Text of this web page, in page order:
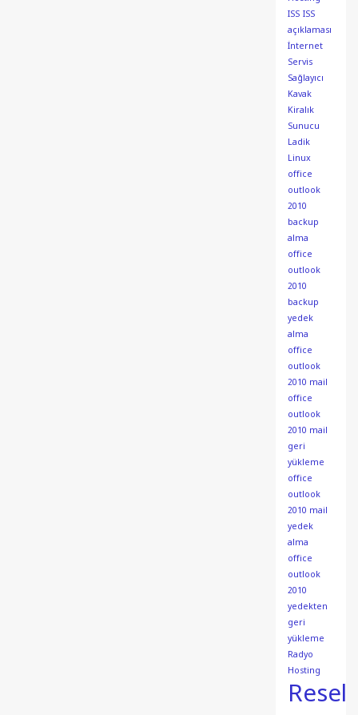
ISS ISS
açıklaması
İnternet
Servis
Sağlayıcı
Kavak
Kiralık
Sunucu
Ladik
Linux
office
outlook
2010
backup
alma
office
outlook
2010
backup
yedek
alma
office
outlook
2010 mail
office
outlook
2010 mail
geri
yükleme
office
outlook
2010 mail
yedek
alma
office
outlook
2010
yedekten
geri
yükleme
Radyo
Hosting